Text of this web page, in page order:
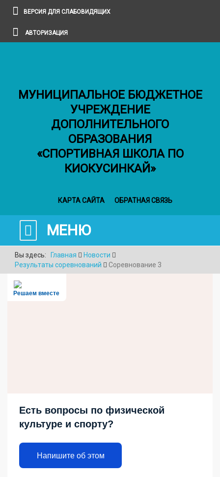
ВЕРСИЯ ДЛЯ СЛАБОВИДЯЩИХ
АВТОРИЗАЦИЯ
МУНИЦИПАЛЬНОЕ БЮДЖЕТНОЕ
УЧРЕЖДЕНИЕ
ДОПОЛНИТЕЛЬНОГО
ОБРАЗОВАНИЯ
«СПОРТИВНАЯ ШКОЛА ПО
КИОКУСИНКАЙ»
КАРТА САЙТА ОБРАТНАЯ СВЯЗЬ
МЕНЮ
Вы здесь: Главная
Новости
Результаты соревнований
Соревнование 3
Решаем вместе
Есть вопросы по физической
культуре и спорту?
Напишите об этом